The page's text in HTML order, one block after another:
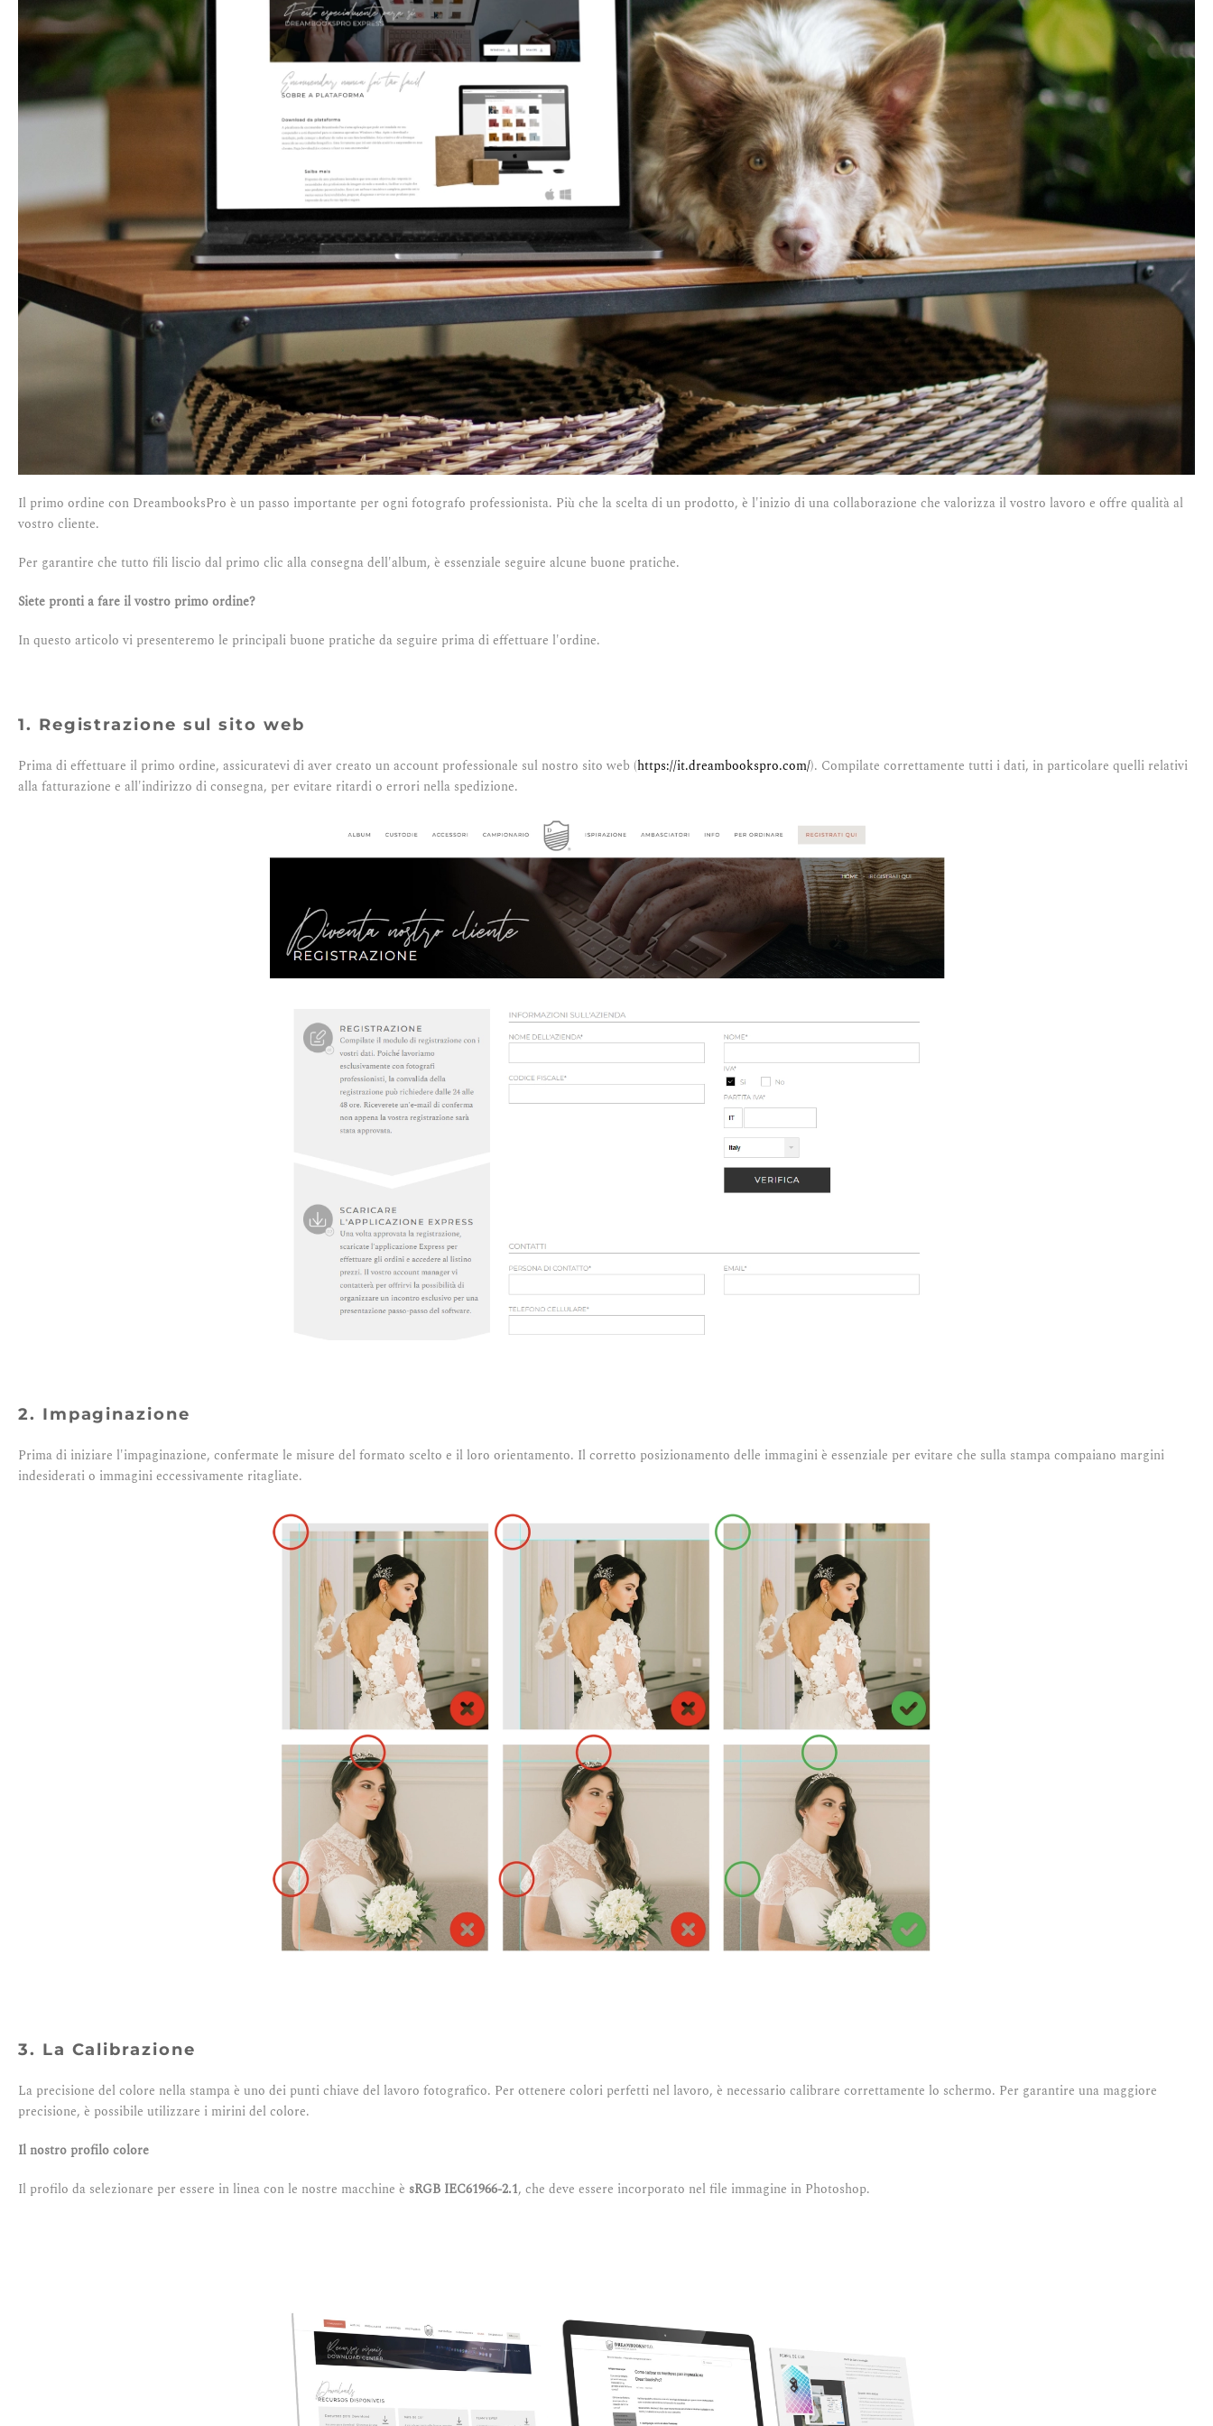
Il primo ordine con DreambooksPro è un passo importante per ogni fotografo professionista. Più che la scelta di un prodotto, è l'inizio di una collaborazione che valorizza il vostro lavoro e offre qualità al
vostro cliente.
Per garantire che tutto fili liscio dal primo clic alla consegna dell'album, è essenziale seguire alcune buone pratiche.
Siete pronti a fare il vostro primo ordine?
In questo articolo vi presenteremo le principali buone pratiche da seguire prima di effettuare l'ordine.
1. Registrazione sul sito web
Prima di effettuare il primo ordine, assicuratevi di aver creato un account professionale sul nostro sito web (https://it.dreambookspro.com/). Compilate correttamente tutti i dati, in particolare quelli relativi
alla fatturazione e all'indirizzo di consegna, per evitare ritardi o errori nella spedizione.
2. Impaginazione
Prima di iniziare l'impaginazione, confermate le misure del formato scelto e il loro orientamento. Il corretto posizionamento delle immagini è essenziale per evitare che sulla stampa compaiano margini
indesiderati o immagini eccessivamente ritagliate.
3. La Calibrazione
La precisione del colore nella stampa è uno dei punti chiave del lavoro fotografico. Per ottenere colori perfetti nel lavoro, è necessario calibrare correttamente lo schermo. Per garantire una maggiore
precisione, è possibile utilizzare i mirini del colore.
Il nostro profilo colore
Il profilo da selezionare per essere in linea con le nostre macchine è sRGB IEC61966-2.1, che deve essere incorporato nel file immagine in Photoshop.